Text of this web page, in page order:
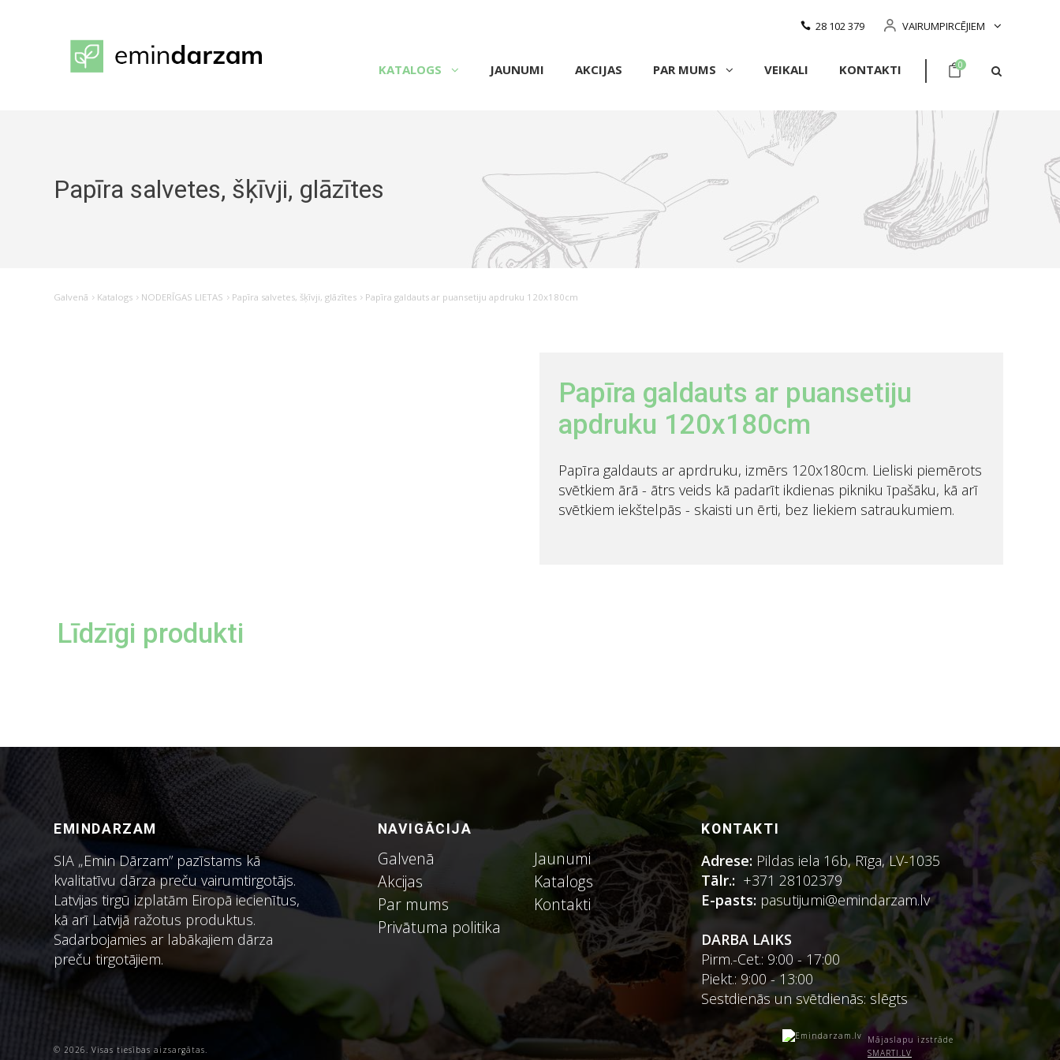
28 102 379 VAIRUMPIRCĒJIEM
KATALOGS JAUNUMI AKCIJAS PAR MUMS VEIKALI KONTAKTI 0
Papīra salvetes, šķīvji, glāzītes
Galvenā Katalogs NODERĪGAS LIETAS Papīra salvetes, šķīvji, glāzītes Papīra galdauts ar puansetiju apdruku 120x180cm
Papīra galdauts ar puansetiju
apdruku 120x180cm
Papīra galdauts ar aprdruku, izmērs 120x180cm. Lieliski piemērots
svētkiem ārā - ātrs veids kā padarīt ikdienas pikniku īpašāku, kā arī
svētkiem iekštelpās - skaisti un ērti, bez liekiem satraukumiem.
Līdzīgi produkti
EMINDARZAM
SIA „Emin Dārzam” pazīstams kā
kvalitatīvu dārza preču vairumtirgotājs.
Latvijas tirgū izplatām Eiropā iecienītus,
kā arī Latvijā ražotus produktus.
Sadarbojamies ar labākajiem dārza
preču tirgotājiem.
NAVIGĀCIJA
Galvenā
Jaunumi
Akcijas
Katalogs
Par mums
Kontakti
Privātuma politika
KONTAKTI
Adrese: Pildas iela 16b, Rīga, LV-1035
Tālr.: +371 28102379
E-pasts: pasutijumi@emindarzam.lv
DARBA LAIKS
Pirm.-Cet.: 9:00 - 17:00
Piekt.: 9:00 - 13:00
Sestdienās un svētdienās: slēgts
© 2026. Visas tiesības aizsargātas.
Mājaslapu izstrāde
SMARTI.LV